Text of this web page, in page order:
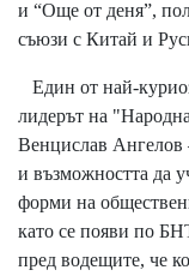
и “Още от деня”,
съюзи с Китай и
Един от най-
лидерът на
Венцислав Ангелов
и възможността да
форми на
като се появи по
пред водещите, че